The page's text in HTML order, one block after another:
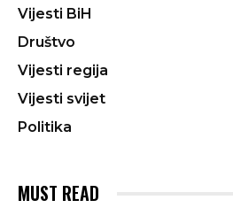
Vijesti BiH
Društvo
Vijesti regija
Vijesti svijet
Politika
MUST READ